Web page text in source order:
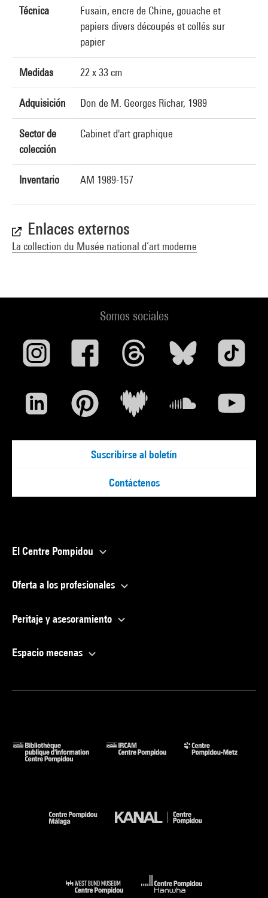
Técnica
Fusain, encre de Chine, gouache et
papiers divers découpés et collés sur
papier
Medidas 22 x 33 cm
Adquisición Don de M. Georges Richar, 1989
Sector de
colección
Cabinet d'art graphique
Inventario AM 1989-157
Enlaces externos
La collection du Musée national d’art moderne
Somos sociales
Suscribirse al boletín
Contáctenos
El Centre Pompidou
Oferta a los profesionales
Peritaje y asesoramiento
Espacio mecenas